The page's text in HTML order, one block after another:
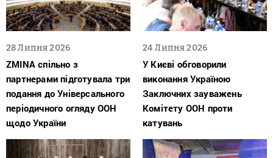
28 Липня 2026
ZMINA спільно з
партнерами підготувала три
подання до Універсального
періодичного огляду ООН
щодо України
24 Липня 2026
У Києві обговорили
виконання Україною
Заключних зауважень
Комітету ООН проти
катувань